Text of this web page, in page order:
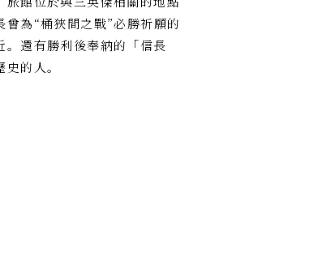
曾為“桶狹間之戰”必勝祈願的
。還有勝利後奉納的「信長
的人。